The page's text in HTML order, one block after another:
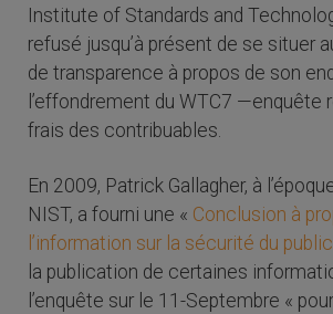
Institute of Standards and
refusé jusqu’à présent de se situer
de transparence à propos de son
l’effondrement du WTC7 —enquête
frais des contribuables.
En 2009, Patrick Gallagher, à
NIST, a fourni une « Conclusion à
l’information sur la sécurité du public
la publication de certaines
l’enquête sur le 11-Septembre «